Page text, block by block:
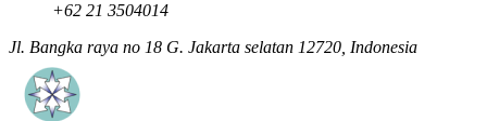
+62 21 3504014
Jl. Bangka raya no 18 G. Jakarta selatan 12720, Indonesia